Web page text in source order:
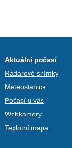
Aktuální počasí
Radarové snímky
Meteostanice
Počasí u vás
Webkamery
Teplotní mapa